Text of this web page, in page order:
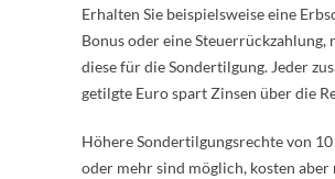
Erhalten Sie beispielsweise eine
Bonus oder eine Steuerrückzahlung,
diese für die Sondertilgung. Jeder
getilgte Euro spart Zinsen über die
Höhere Sondertilgungsrechte von
oder mehr sind möglich, kosten aber